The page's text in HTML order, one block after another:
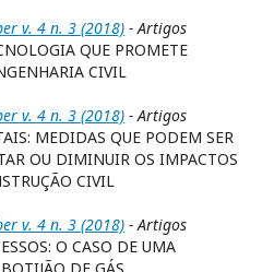
v. 4 n. 3 (2018) - Artigos
QUE PROMETE
CIVIL
v. 4 n. 3 (2018) - Artigos
MEDIDAS QUE PODEM SER
OU DIMINUIR OS IMPACTOS
CIVIL
v. 4 n. 3 (2018) - Artigos
O CASO DE UMA